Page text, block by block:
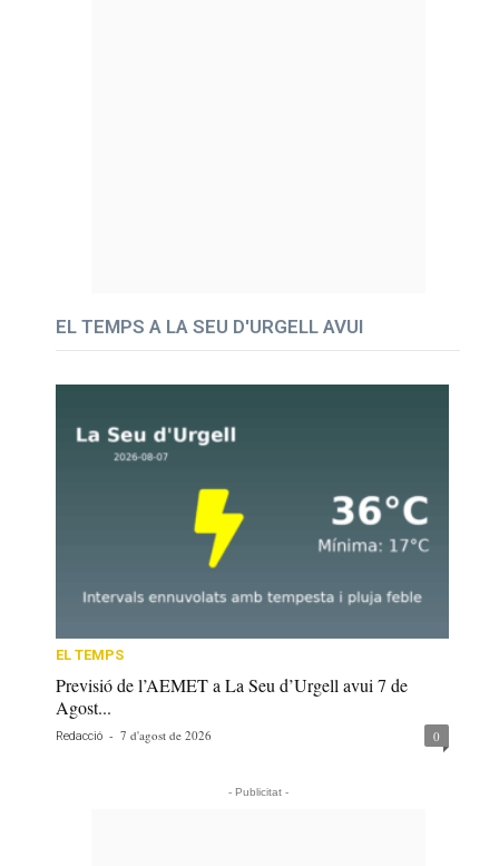
EL TEMPS A LA SEU D'URGELL AVUI
EL TEMPS
Previsió de l’AEMET a La Seu d’Urgell avui 7 de
Agost...
Redacció - 7 d'agost de 2026 0
- Publicitat -